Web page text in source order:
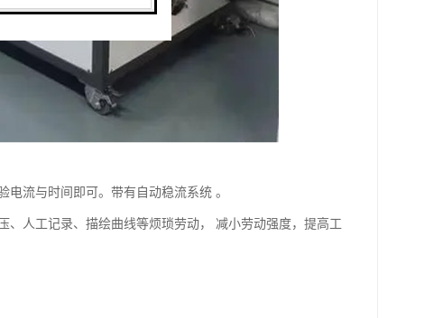
流与时间即可。带有自动稳流系统 。
、人工记录、描绘曲线等烦琐劳动， 减小劳动强度，提高工